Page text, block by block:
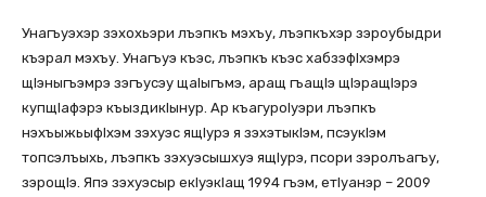
Унагъуэхэр зэхохьэри лъэпкъ мэхъу, лъэпкъхэр зэроубыдри
къэрал мэхъу. Унагъуэ къэс, лъэпкъ къэс хабзэфIхэмрэ
щIэныгъэмрэ зэгъусэу щаIыгъмэ, аращ гъащIэ щIэращIэрэ
купщIафэрэ къыздикIынур. Ар къагуроIуэри лъэпкъ
нэхъыжьыфIхэм зэхуэс ящIурэ я зэхэтыкIэм, псэукIэм
топсэлъыхь, лъэпкъ зэхуэсышхуэ ящIурэ, псори зэролъагъу,
зэрощIэ. Япэ зэхуэсыр екIуэкIащ 1994 гъэм, етIуанэр – 2009